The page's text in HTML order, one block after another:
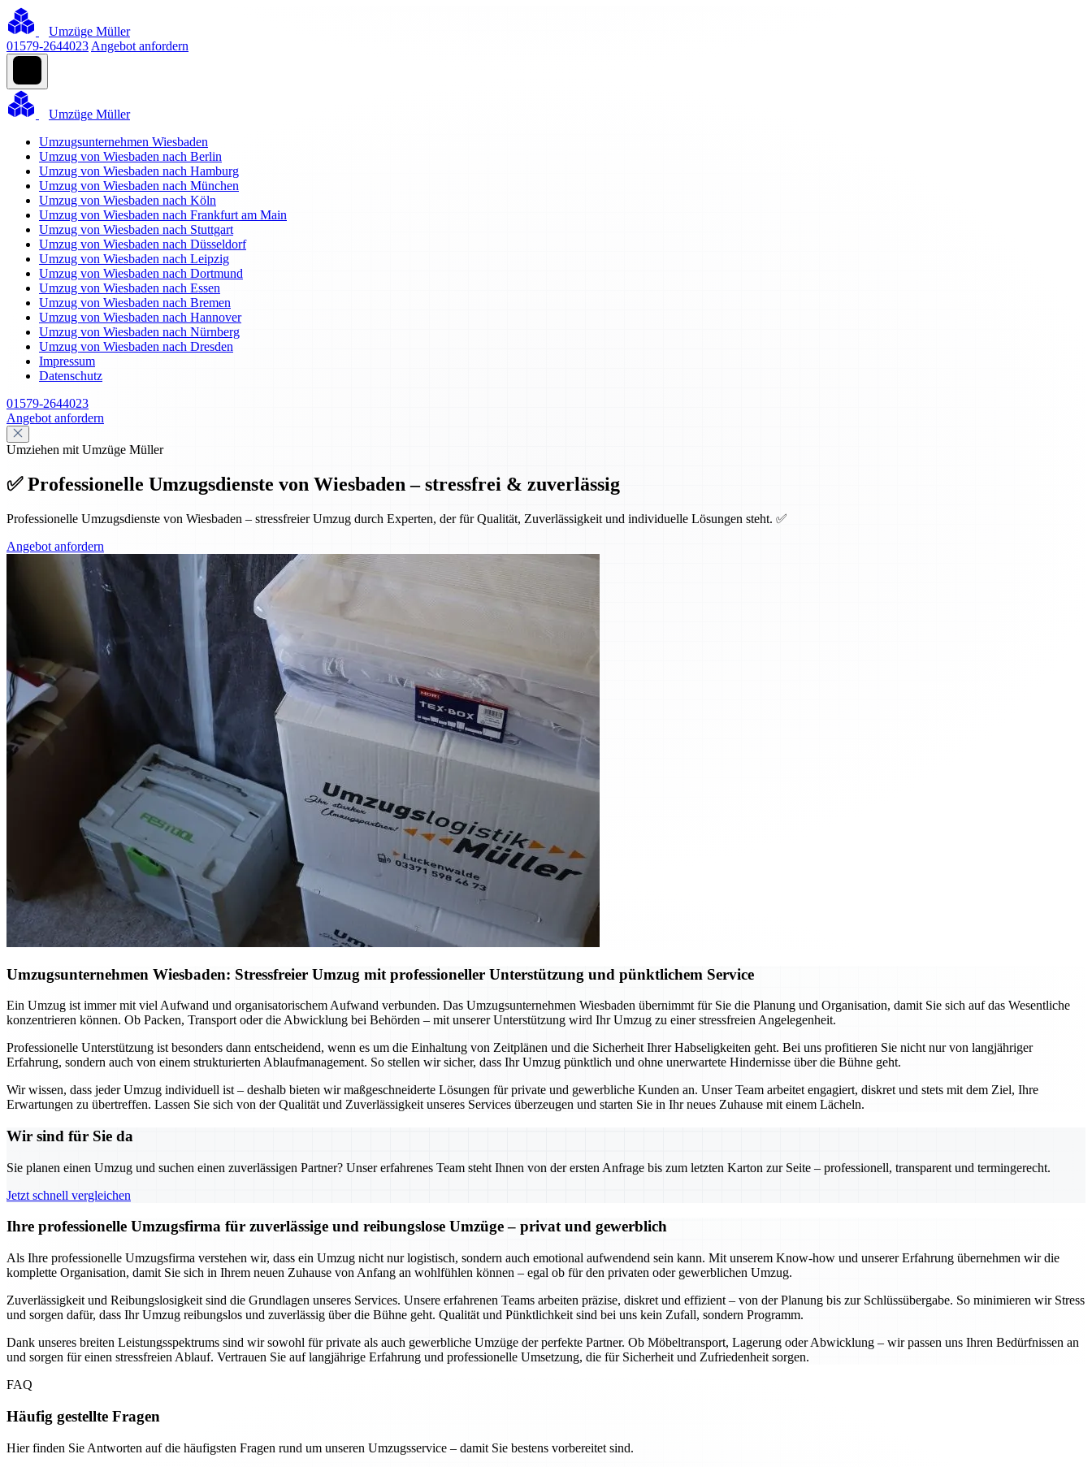
Umzüge Müller
01579-2644023 Angebot anfordern
Umzüge Müller
Umzugsunternehmen Wiesbaden
Umzug von Wiesbaden nach Berlin
Umzug von Wiesbaden nach Hamburg
Umzug von Wiesbaden nach München
Umzug von Wiesbaden nach Köln
Umzug von Wiesbaden nach Frankfurt am Main
Umzug von Wiesbaden nach Stuttgart
Umzug von Wiesbaden nach Düsseldorf
Umzug von Wiesbaden nach Leipzig
Umzug von Wiesbaden nach Dortmund
Umzug von Wiesbaden nach Essen
Umzug von Wiesbaden nach Bremen
Umzug von Wiesbaden nach Hannover
Umzug von Wiesbaden nach Nürnberg
Umzug von Wiesbaden nach Dresden
Impressum
Datenschutz
01579-2644023
Angebot anfordern
Umziehen mit Umzüge Müller
✅ Professionelle Umzugsdienste von Wiesbaden – stressfrei & zuverlässig
Professionelle Umzugsdienste von Wiesbaden – stressfreier Umzug durch Experten, der für Qualität, Zuverlässigkeit und individuelle Lösungen steht. ✅
Angebot anfordern
Umzugsunternehmen Wiesbaden: Stressfreier Umzug mit professioneller Unterstützung und pünktlichem Service
Ein Umzug ist immer mit viel Aufwand und organisatorischem Aufwand verbunden. Das Umzugsunternehmen Wiesbaden übernimmt für Sie die Planung und Organisation, damit Sie sich auf das Wesentliche
konzentrieren können. Ob Packen, Transport oder die Abwicklung bei Behörden – mit unserer Unterstützung wird Ihr Umzug zu einer stressfreien Angelegenheit.
Professionelle Unterstützung ist besonders dann entscheidend, wenn es um die Einhaltung von Zeitplänen und die Sicherheit Ihrer Habseligkeiten geht. Bei uns profitieren Sie nicht nur von langjähriger
Erfahrung, sondern auch von einem strukturierten Ablaufmanagement. So stellen wir sicher, dass Ihr Umzug pünktlich und ohne unerwartete Hindernisse über die Bühne geht.
Wir wissen, dass jeder Umzug individuell ist – deshalb bieten wir maßgeschneiderte Lösungen für private und gewerbliche Kunden an. Unser Team arbeitet engagiert, diskret und stets mit dem Ziel, Ihre
Erwartungen zu übertreffen. Lassen Sie sich von der Qualität und Zuverlässigkeit unseres Services überzeugen und starten Sie in Ihr neues Zuhause mit einem Lächeln.
Wir sind für Sie da
Sie planen einen Umzug und suchen einen zuverlässigen Partner? Unser erfahrenes Team steht Ihnen von der ersten Anfrage bis zum letzten Karton zur Seite – professionell, transparent und termingerecht.
Jetzt schnell vergleichen
Ihre professionelle Umzugsfirma für zuverlässige und reibungslose Umzüge – privat und gewerblich
Als Ihre professionelle Umzugsfirma verstehen wir, dass ein Umzug nicht nur logistisch, sondern auch emotional aufwendend sein kann. Mit unserem Know-how und unserer Erfahrung übernehmen wir die
komplette Organisation, damit Sie sich in Ihrem neuen Zuhause von Anfang an wohlfühlen können – egal ob für den privaten oder gewerblichen Umzug.
Zuverlässigkeit und Reibungslosigkeit sind die Grundlagen unseres Services. Unsere erfahrenen Teams arbeiten präzise, diskret und effizient – von der Planung bis zur Schlüssübergabe. So minimieren wir Stress
und sorgen dafür, dass Ihr Umzug reibungslos und zuverlässig über die Bühne geht. Qualität und Pünktlichkeit sind bei uns kein Zufall, sondern Programm.
Dank unseres breiten Leistungsspektrums sind wir sowohl für private als auch gewerbliche Umzüge der perfekte Partner. Ob Möbeltransport, Lagerung oder Abwicklung – wir passen uns Ihren Bedürfnissen an
und sorgen für einen stressfreien Ablauf. Vertrauen Sie auf langjährige Erfahrung und professionelle Umsetzung, die für Sicherheit und Zufriedenheit sorgen.
FAQ
Häufig gestellte Fragen
Hier finden Sie Antworten auf die häufigsten Fragen rund um unseren Umzugsservice – damit Sie bestens vorbereitet sind.